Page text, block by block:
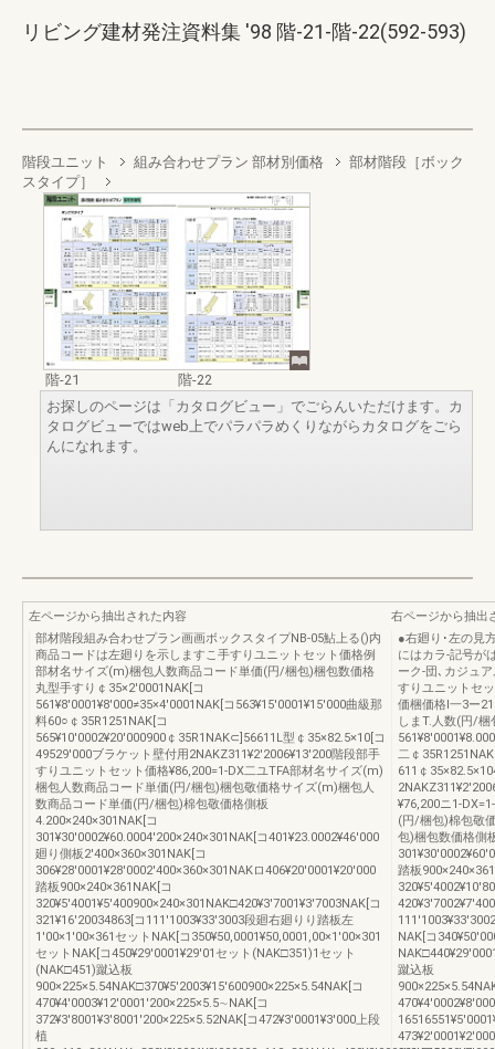
リビング建材発注資料集 '98 階-21-階-22(592-593)
階段ユニット 組み合わせプラン 部材別価格
部材階段［ボック
スタイプ］
階-21
階-22
お探しのページは「カタログビュー」でごらんいただけます。カ
タログビューではweb上でパラパラめくりながらカタログをごら
んになれます。
左ページから抽出された内容
部材階段組み合わせプラン画画ボックスタイプNB-05鮎上る()内
商品コードは左廻りを示しますこ手すりユニットセット価格例
部材名サイズ(m)梱包人数商品コード単価(円/梱包)梱包数価格
丸型手すり￠35×2′0001NAK[コ
561¥8′0001¥8′000≠35×4′0001NAK[コ563¥15′0001¥15′000曲級那
料60○￠35R1251NAK[コ
565¥10′0002¥20′000900￠35R1NAK⊂]56611L型￠35×82.5×10[コ
49529′000ブラケット壁付用2NAKZ311¥2′2006¥13′200階段部手
すりユニットセット価格¥86,200=1-DX二ユTFA部材名サイズ(m)
梱包人数商品コード単価(円/梱包)梱包敬価格サイズ(m)梱包人
数商品コード単価(円/梱包)棉包敬価格側板
4.200×240×301NAK[コ
301¥30′0002¥60.0004′200×240×301NAK[コ401¥23.0002¥46′000
廻り側板2′400×360×301NAK[コ
306¥28′0001¥28′0002′400×360×301NAKロ406¥20′0001¥20′000
踏板900×240×361NAK[コ
320¥5′4001¥5′400900×240×301NAK□420¥3′7001¥3′7003NAK[コ
321¥16′20034863[コ111′1003¥33′3003段廻右廻りり踏板左
1′00×1′00×361セットNAK[コ350¥50,0001¥50,0001,00×1′00×301
セットNAK[コ450¥29′0001¥29′01セット(NAK□351)1セット
(NAK□451)蹴込板
900×225×5.54NAK□370¥5′2003¥15′600900×225×5.54NAK[コ
470¥4′0003¥12′0001′200×225×5.5∼NAK[コ
372¥3′8001¥3′8001′200×225×5.52NAK[コ472¥3′0001¥3′000上段
植
右ページから抽出
●右廻り･左の見
にはカラ-記号が
ーク-団､カジュ
すりユニットセ
価梱価格l一3ー
しまT.人数(円/梱
二￠
611￠
¥76,200ニ1-
(円/梱包)棉包敬
包)梱包数価格側
踏板
NAK[コ
蹴込板